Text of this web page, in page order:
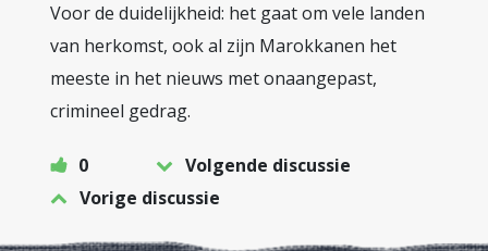
Voor de duidelijkheid: het gaat om vele landen
van herkomst, ook al zijn Marokkanen het
meeste in het nieuws met onaangepast,
crimineel gedrag.
0
Volgende discussie
Vorige discussie